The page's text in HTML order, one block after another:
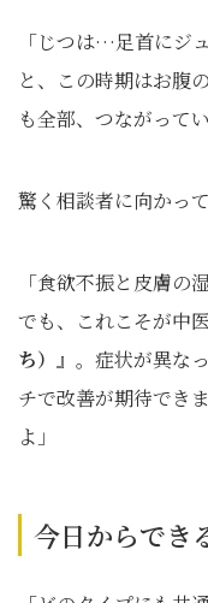
「じつは…足首にジ
と、この時期はお腹
も全部、つながって
驚く相談者に向かっ
「食欲不振と皮膚の
でも、これこそが中
ち） 』。症状が異な
チで改善が期待でき
よ」
今日からでき